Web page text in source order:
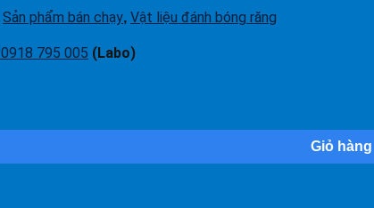
Sản phẩm bán chạy, Vật liệu đánh bóng răng
0918 795 005 (Labo)
Giỏ hàng